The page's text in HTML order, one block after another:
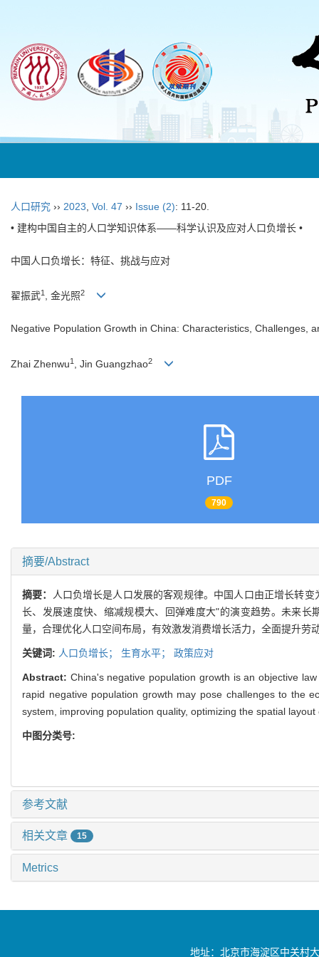
人口研究 ›› 2023 Vol. 47 ›› Issue (2): 11-20.
• 建构中国自主的人口学知识体系——科学认识及应对人口负增长 •
中国人口负增长：特征、挑战与应对
翟振武1 , 金光照2
Negative Population Growth in China: Characteristics, Challenges,
Zhai Zhenwu1 , Jin Guangzhao2
PDF
790
摘要/Abstract
摘要：
人口负增长是人口发展的客观规律。中国人口由正增长转
长、发展速度快、缩减规模大、回弹难度大"的演变趋势。未来
量，合理优化人口空间布局，有效激发消费增长活力，全面提升劳
关键词: 人口负增长； 生育水平； 政策应对
Abstract: China's negative population growth is an objective
rapid negative population growth may pose challenges to the
system, improving population quality, optimizing the spatial
中图分类号:
参考文献
相关文章 15
Metrics
地址：北京市海淀区中关村